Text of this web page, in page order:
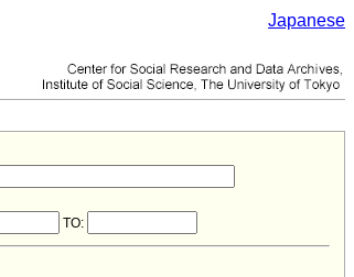
Japanese
TO: